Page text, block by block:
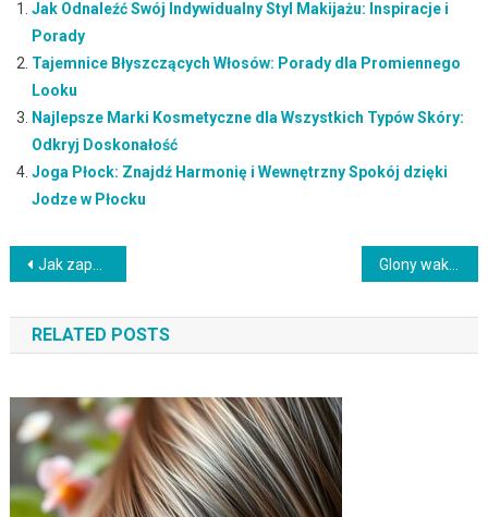
Jak Odnaleźć Swój Indywidualny Styl Makijażu: Inspiracje i
Porady
Tajemnice Błyszczących Włosów: Porady dla Promiennego
Looku
Najlepsze Marki Kosmetyczne dla Wszystkich Typów Skóry:
Odkryj Doskonałość
Joga Płock: Znajdź Harmonię i Wewnętrzny Spokój dzięki
Jodze w Płocku
Nawigacja
wpisu
Jak zapobiegać farbowaniu ubrań i co robić w razie plam? Glony wakame – zdrowe składniki kuchni azjatyckiej i ich zastosowanie
RELATED POSTS